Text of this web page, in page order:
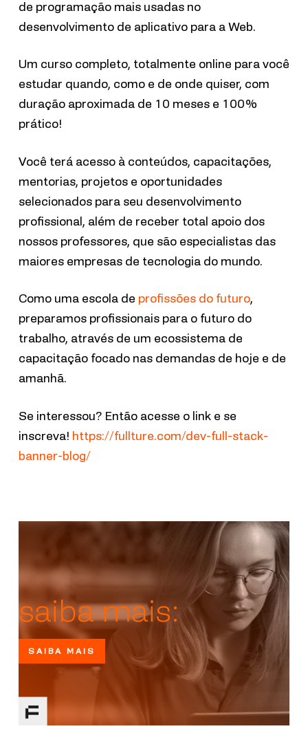
de programação mais usadas no
desenvolvimento de aplicativo para a Web.
Um curso completo, totalmente online para você
estudar quando, como e de onde quiser, com
duração aproximada de 10 meses e 100%
prático!
Você terá acesso à conteúdos, capacitações,
mentorias, projetos e oportunidades
selecionados para seu desenvolvimento
profissional, além de receber total apoio dos
nossos professores, que são especialistas das
maiores empresas de tecnologia do mundo.
Como uma escola de profissões do futuro,
preparamos profissionais para o futuro do
trabalho, através de um ecossistema de
capacitação focado nas demandas de hoje e de
amanhã.
Se interessou? Então acesse o link e se
inscreva! https://fullture.com/dev-full-stack-
banner-blog/
saiba mais:
SAIBA MAIS